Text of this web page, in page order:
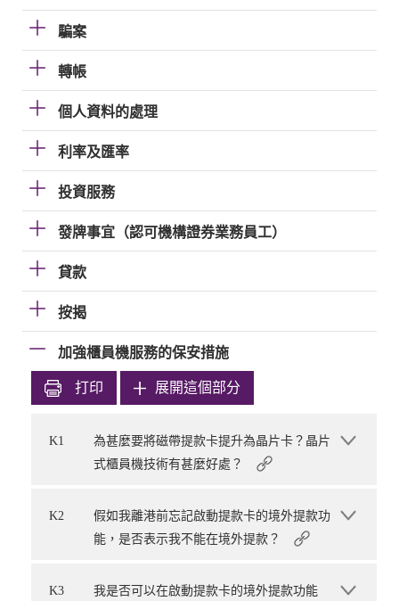
騙案
轉帳
個人資料的處理
利率及匯率
投資服務
發牌事宜（認可機構證券業務員工）
貸款
按揭
加強櫃員機服務的保安措施
打印 展開這個部分
K1
為甚麼要將磁帶提款卡提升為晶片卡？晶片
式櫃員機技術有甚麼好處？
K2
假如我離港前忘記啟動提款卡的境外提款功
能，是否表示我不能在境外提款？
K3
我是否可以在啟動提款卡的境外提款功能